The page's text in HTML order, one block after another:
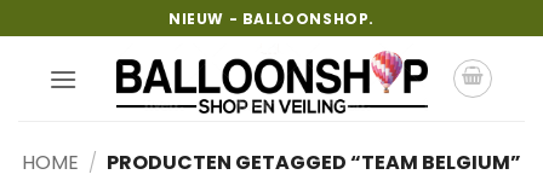
naar
inhoud
NIEUW - BALLOONSHOP.
HOME / PRODUCTEN GETAGGED “TEAM BELGIUM”